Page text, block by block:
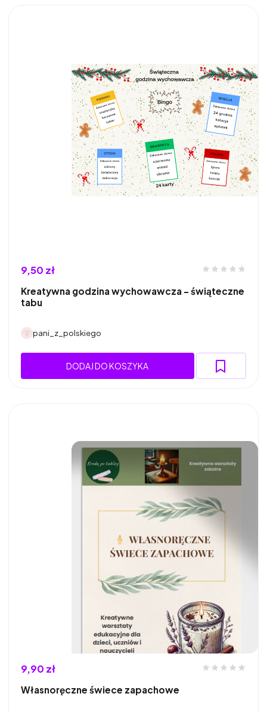
9,50 zł
Kreatywna godzina wychowawcza - świąteczne
tabu
pani_z_polskiego
DODAJ DO KOSZYKA
9,90 zł
Własnoręczne świece zapachowe